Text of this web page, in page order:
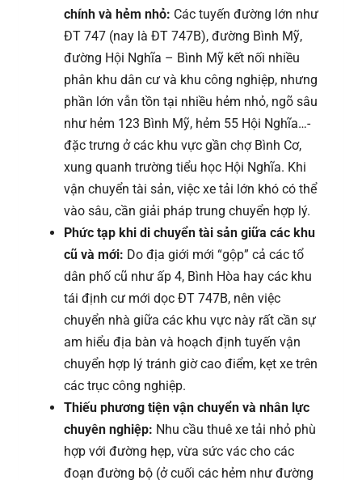
chính và hẻm nhỏ: Các tuyến đường lớn như
ĐT 747 (nay là ĐT 747B), đường Bình Mỹ,
đường Hội Nghĩa – Bình Mỹ kết nối nhiều
phân khu dân cư và khu công nghiệp, nhưng
phần lớn vẫn tồn tại nhiều hẻm nhỏ, ngõ sâu
như hẻm 123 Bình Mỹ, hẻm 55 Hội Nghĩa…-
đặc trưng ở các khu vực gần chợ Bình Cơ,
xung quanh trường tiểu học Hội Nghĩa. Khi
vận chuyển tài sản, việc xe tải lớn khó có thể
vào sâu, cần giải pháp trung chuyển hợp lý.
Phức tạp khi di chuyển tài sản giữa các khu
cũ và mới: Do địa giới mới “gộp” cả các tổ
dân phố cũ như ấp 4, Bình Hòa hay các khu
tái định cư mới dọc ĐT 747B, nên việc
chuyển nhà giữa các khu vực này rất cần sự
am hiểu địa bàn và hoạch định tuyến vận
chuyển hợp lý tránh giờ cao điểm, kẹt xe trên
các trục công nghiệp.
Thiếu phương tiện vận chuyển và nhân lực
chuyên nghiệp: Nhu cầu thuê xe tải nhỏ phù
hợp với đường hẹp, vừa sức vác cho các
đoạn đường bộ (ở cuối các hẻm như đường